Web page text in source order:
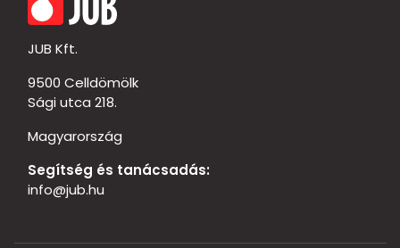
JUB Kft.
9500 Celldömölk
Sági utca 218.
Magyarország
Segítség és tanácsadás:
info@jub.hu